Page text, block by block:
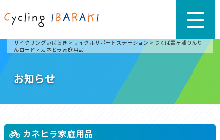
サイクリングいばらき > サイクルサポートステーション > つくば霞ヶ浦りんり
んロード > カネヒラ家庭用品
お知らせ
カネヒラ家庭用品